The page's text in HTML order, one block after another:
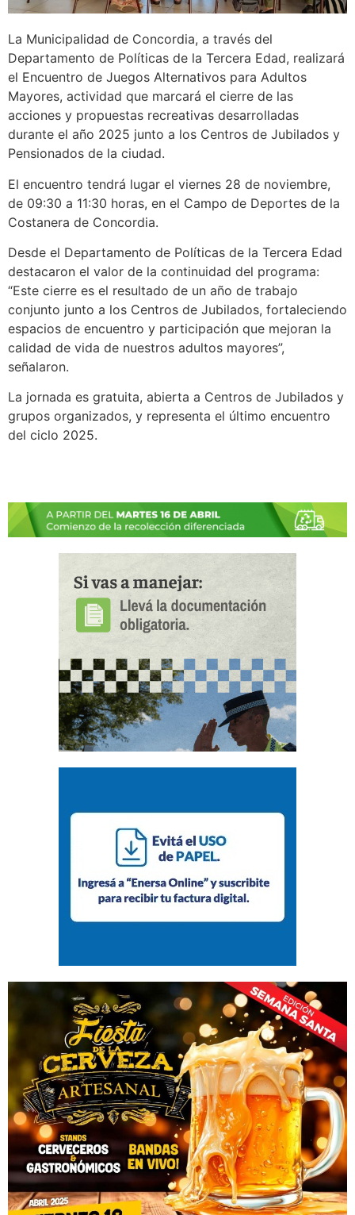
La Municipalidad de Concordia, a través del
Departamento de Políticas de la Tercera Edad, realizará
el Encuentro de Juegos Alternativos para Adultos
Mayores, actividad que marcará el cierre de las
acciones y propuestas recreativas desarrolladas
durante el año 2025 junto a los Centros de Jubilados y
Pensionados de la ciudad.
El encuentro tendrá lugar el viernes 28 de noviembre,
de 09:30 a 11:30 horas, en el Campo de Deportes de la
Costanera de Concordia.
Desde el Departamento de Políticas de la Tercera Edad
destacaron el valor de la continuidad del programa:
“Este cierre es el resultado de un año de trabajo
conjunto junto a los Centros de Jubilados, fortaleciendo
espacios de encuentro y participación que mejoran la
calidad de vida de nuestros adultos mayores”,
señalaron.
La jornada es gratuita, abierta a Centros de Jubilados y
grupos organizados, y representa el último encuentro
del ciclo 2025.